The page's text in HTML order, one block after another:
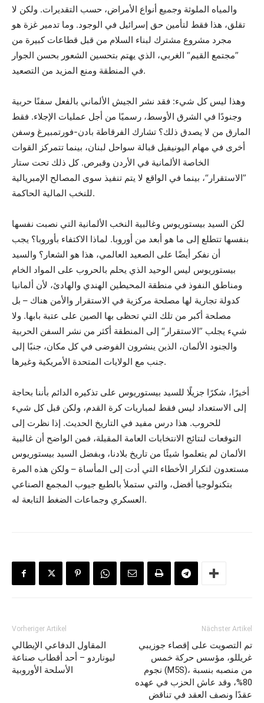
والمياه الملوثة وجميع أنواع الأمراض، حسب التقديرات. ولكن لا
تقلق، هذا فقط لتأمين حق إسرائيل في الوجود. وما تدمير غزة هو
مجرد مشروع مشترك لبناء السلام من قبل قطاعات كبيرة من
”مجتمع القيم“ الغربي، الذي يهتم بتحسين الشعور بحسن الجوار
في المنطقة ومنع المزيد من التصعيد.
وهذا ليس كل شيء: فقد نشر الجيش الألماني بالفعل سفنًا حربية
وجنودًا في الشرق الأوسط، رسميًا من أجل عمليات الإجلاء. فقط
المارق من لا يصدق ذلك؟ تشارك الفرقاطة بادن-فورتمبيرغ وسفن
أخرى في مهام اليونيفيل قبالة سواحل لبنان، بينما تتمركز القوات
الخاصة الألمانية في الأردن وقبرص. كل ذلك تحت ستار
”الاستقرار“، بينما في الواقع لا يتم تنفيذ سوى المصالح الإمبريالية
للنخب المالية الحاكمة.
لكن السيد بيستوريوس وغالبية النخب الألمانية التي نصبت نفسها
بنفسها تتطلع إلى ما هو أبعد من أوروبا. لماذا الاكتفاء بأوروبا؟ يجب
أن نفكر أيضًا على الصعيد العالمي، هذا هو الشعار؟ والسيد
بيستوريوس ليس الوحيد الذي يحلم بالحروب على المواد الخام
ومناطق النفوذ في منطقة المحيطين الهندي والهادئ، لأن ألمانيا
كدولة تجارية لها مصلحة مركزية في الاستقرار والأمن هناك – بل
مصلحة أكبر من تلك التي تحظى بها الصين على عتبة بابها. ولا
شيء يجلب ”الاستقرار“ إلى المنطقة أكثر من نشر السفن الحربية
والجنود الألمان، الذين ينشرون الفوضى في كل مكان، جنبًا إلى
جنب مع الولايات المتحدة الأمريكية وغيرها.
أخيرًا، شكرًا جزيلًا للسيد بيستوريوس على تذكيره الدائم بأننا بحاجة
إلى الاستعداد ليس فقط لمباريات كرة القدم، ولكن قبل كل شيء
للحروب. هذا درس مفيد في التاريخ الحديث. إذا نظرت إلى
التوقعات لنتائج الانتخابات العامة المقبلة، فمن الواضح أن غالبية
الألمان لم يتعلموا شيئًا من تاريخ بلادنا، وبفضل السيد بيستوريوس
مستعدون لتكرار الأخطاء التي أدت إلى المأساة – ولكن هذه المرة
بتكنولوجيا أفضل، والتي ستملأ بالطبع جيوب المجمع الصناعي
العسكري وجماعات الضغط التابعة له.
Vorheriger Artikel
المقاول الدفاعي الإيطالي
ليوناردو – أحد أقطاب صناعة
الأسلحة الأوروبية
Nächster Artikel
تم التصويت على إقصاء جوزيبي
غريللو، مؤسس حركة خمس
نجوم (M5S)، من منصبه بنسبة
80%، وقد عاش الحزب في عهده
عقدًا ونصف العقد في تناقض